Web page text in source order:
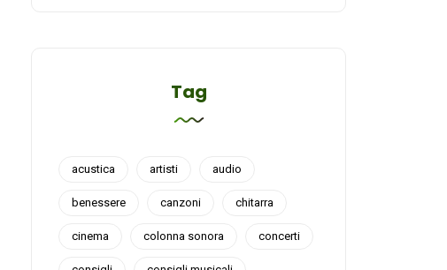
Tag
acustica artisti audio
benessere canzoni chitarra
cinema colonna sonora concerti